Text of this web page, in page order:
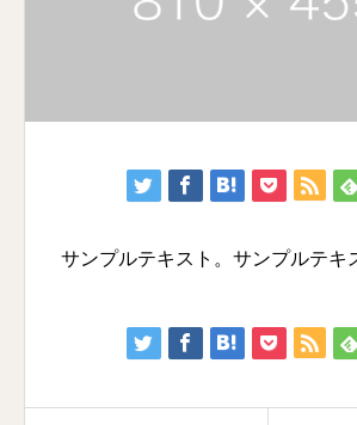
サンプルテキスト。サンプルテキ